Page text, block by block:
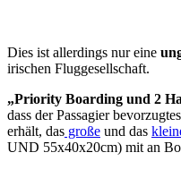
Dies ist allerdings nur eine
irischen Fluggesellschaft.
„Priority Boarding und 2
dass der Passagier
erhält, das große und das
UND 55x40x20cm) mit an